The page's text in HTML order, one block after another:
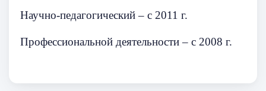
Научно-педагогический – с 2011 г.
Профессиональной деятельности – с 2008 г.